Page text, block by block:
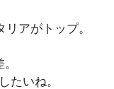
アがトップ。
たいね。